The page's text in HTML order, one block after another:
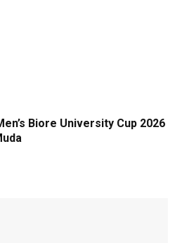
Biore University Cup 2026